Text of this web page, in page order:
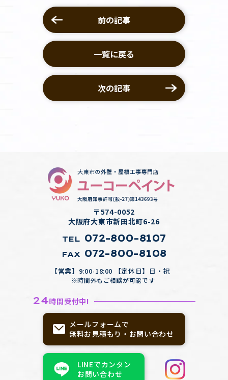
前の記事
一覧に戻る
次の記事
〒574-0052
大阪府大東市新田北町6-26
TEL 072-800-8107
FAX 072-800-8108
【営業】9:00-18:00 【定休日】日・祝
※時間外もご相談が可能です
24時間受付中!
メールフォームで
無料お見積もり・お問い合わせ
LINEでカンタン
お問い合わせ